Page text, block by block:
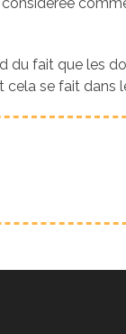
du fait que les
se fait dans